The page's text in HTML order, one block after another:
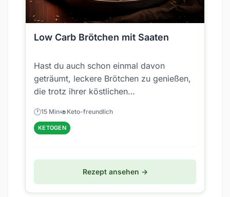
Low Carb Brötchen mit Saaten
Hast du auch schon einmal davon
geträumt, leckere Brötchen zu genießen,
die trotz ihrer köstlichen
Diätplan entsprechen? Hier...
🕐15 Min🥑Keto-freundlich
KETOGEN
Rezept ansehen →